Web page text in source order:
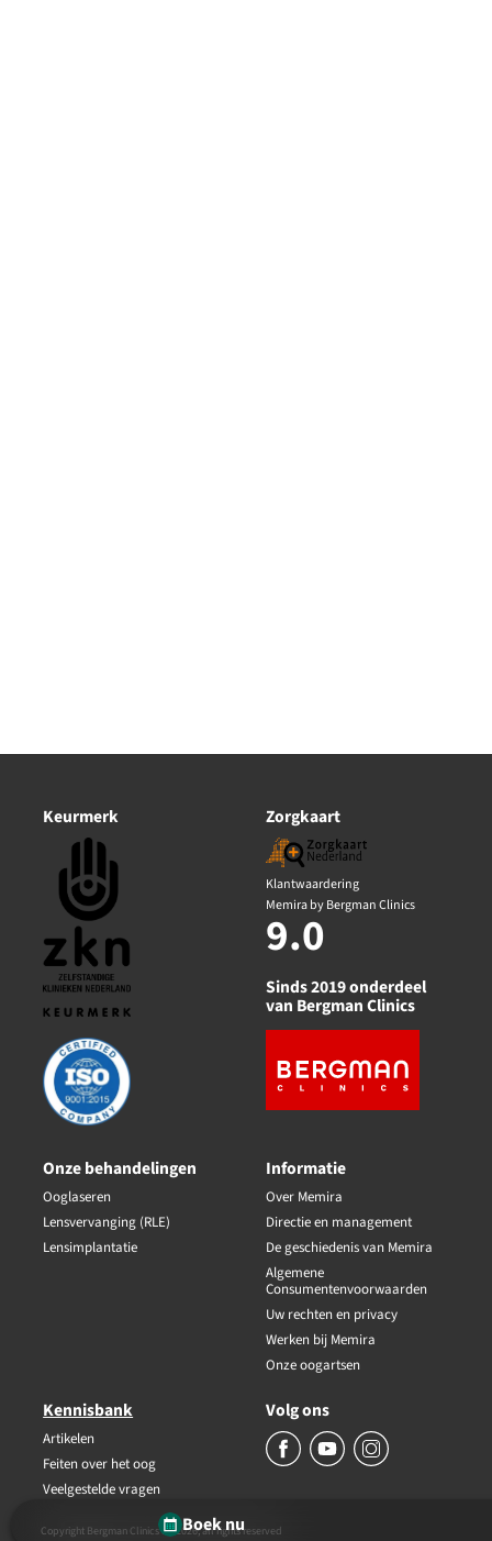
Keurmerk Zorgkaart
Klantwaardering
Memira by Bergman Clinics
9.0
Sinds 2019 onderdeel
van Bergman Clinics
Onze behandelingen
Ooglaseren
Lensvervanging (RLE)
Lensimplantatie
Informatie
Over Memira
Directie en management
De geschiedenis van Memira
Algemene
Consumentenvoorwaarden
Uw rechten en privacy
Werken bij Memira
Onze oogartsen
Kennisbank
Artikelen
Feiten over het oog
Veelgestelde vragen
Volg ons
Copyright Bergman Clinics BV 2026, all rights reserved
Boek nu